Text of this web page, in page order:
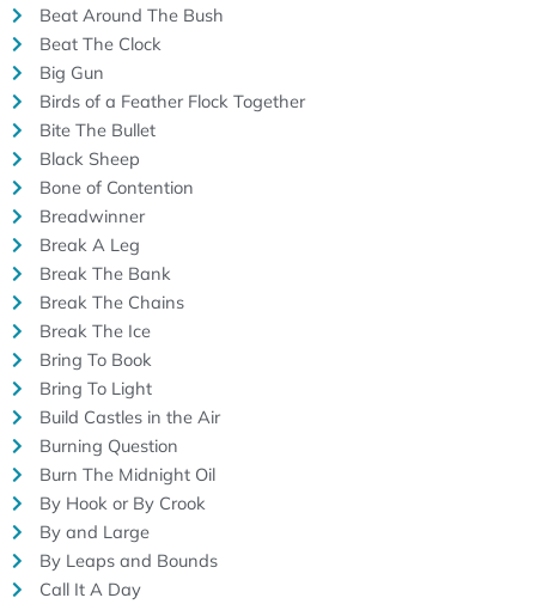
Beat Around The Bush
Beat The Clock
Big Gun
Birds of a Feather Flock Together
Bite The Bullet
Black Sheep
Bone of Contention
Breadwinner
Break A Leg
Break The Bank
Break The Chains
Break The Ice
Bring To Book
Bring To Light
Build Castles in the Air
Burning Question
Burn The Midnight Oil
By Hook or By Crook
By and Large
By Leaps and Bounds
Call It A Day